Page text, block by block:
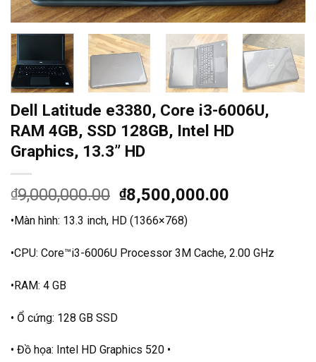
Dell Latitude e3380, Core i3-6006U,
RAM 4GB, SSD 128GB, Intel HD
Graphics, 13.3” HD
₫9,000,000.00 Giá
gốc
là:
₫9,000,000.00.
₫8,500,000.00
là:
•Màn hình: 13.3 inch, HD (1366×768)
•CPU: Core™i3-6006U Processor 3M Cache, 2.00 GHz
•RAM: 4 GB
• Ổ cứng: 128 GB SSD
• Đồ họa: Intel HD Graphics 520 •